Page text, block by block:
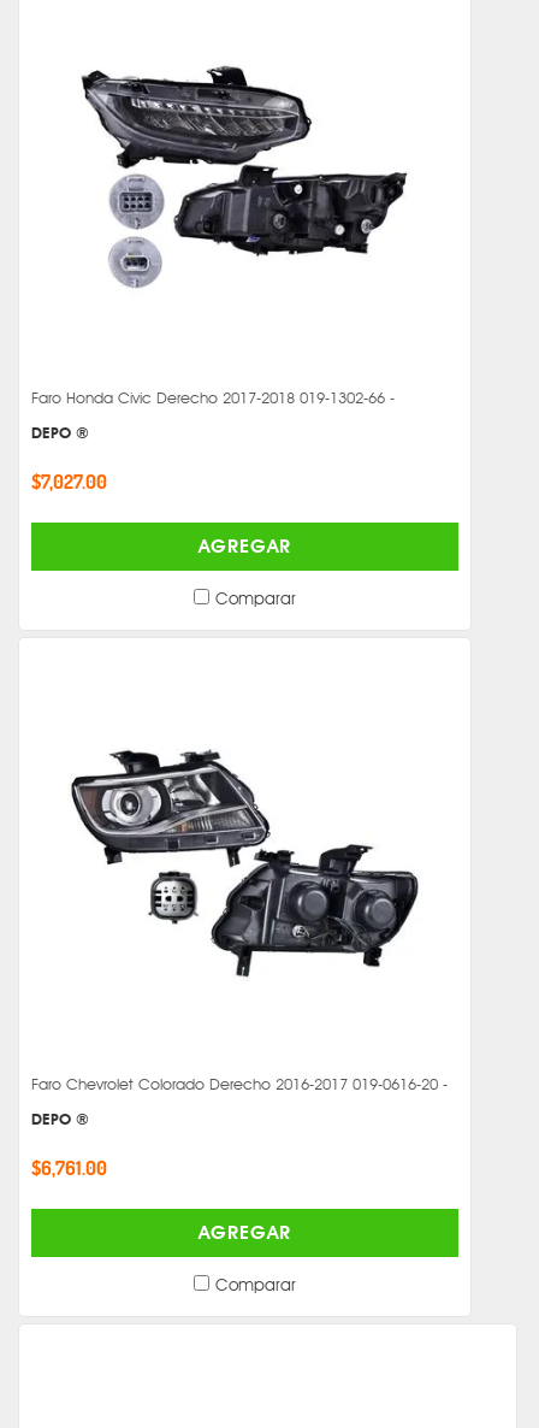
Faro Honda Civic Derecho 2017-2018 019-1302-66 -
DEPO ®
$7,027.00
AGREGAR
Comparar
Faro Chevrolet Colorado Derecho 2016-2017 019-0616-20 -
DEPO ®
$6,761.00
AGREGAR
Comparar